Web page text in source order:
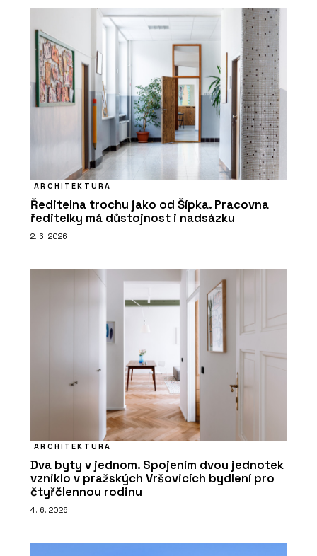
ARCHITEKTURA
Ředitelna trochu jako od Šípka. Pracovna
ředitelky má důstojnost i nadsázku
2. 6. 2026
ARCHITEKTURA
Dva byty v jednom. Spojením dvou jednotek
vzniklo v pražských Vršovicích bydlení pro
čtyřčlennou rodinu
4. 6. 2026